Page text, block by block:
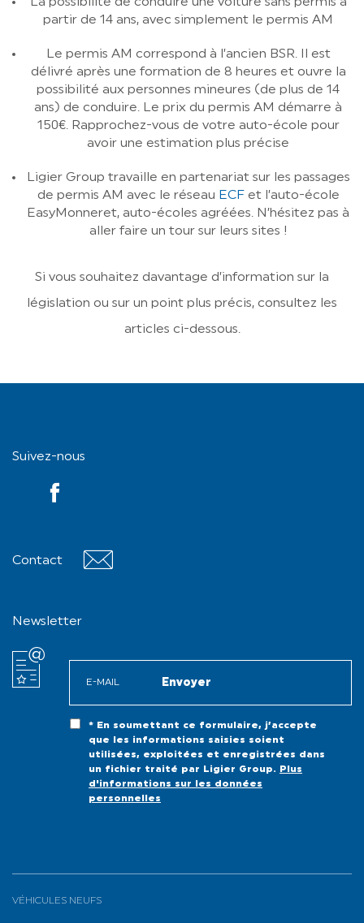
partir de 14 ans, avec simplement le permis AM
Le permis AM correspond à l’ancien BSR. Il est
délivré après une formation de 8 heures et ouvre la
possibilité aux personnes mineures (de plus de 14
ans) de conduire. Le prix du permis AM démarre à
150€. Rapprochez-vous de votre auto-école pour
avoir une estimation plus précise
Ligier Group travaille en partenariat sur les passages
de permis AM avec le réseau ECF et l’auto-école
EasyMonneret, auto-écoles agréées. N’hésitez pas à
aller faire un tour sur leurs sites !
Si vous souhaitez davantage d’information sur la
législation ou sur un point plus précis, consultez les
articles ci-dessous.
Suivez-nous
Contact
Newsletter
* En soumettant ce formulaire, j’accepte
que les informations saisies soient
utilisées, exploitées et enregistrées dans
un fichier traité par Ligier Group.
Plus
d'informations sur les données
personnelles
VÉHICULES NEUFS